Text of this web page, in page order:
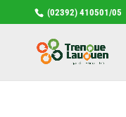
(02392) 410501/05